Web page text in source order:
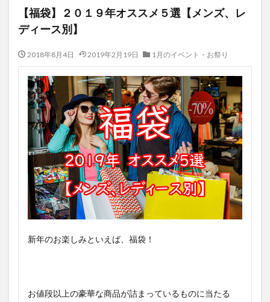
【福袋】２０１９年オススメ５選【メンズ、レ
ディース別】
2018年8月4日 2019年2月19日 1月のイベント・お祭り
新年のお楽しみといえば、福袋！
お値段以上の豪華な商品が詰まっているものに当たる